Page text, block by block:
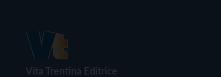
Vita Trentina Editrice